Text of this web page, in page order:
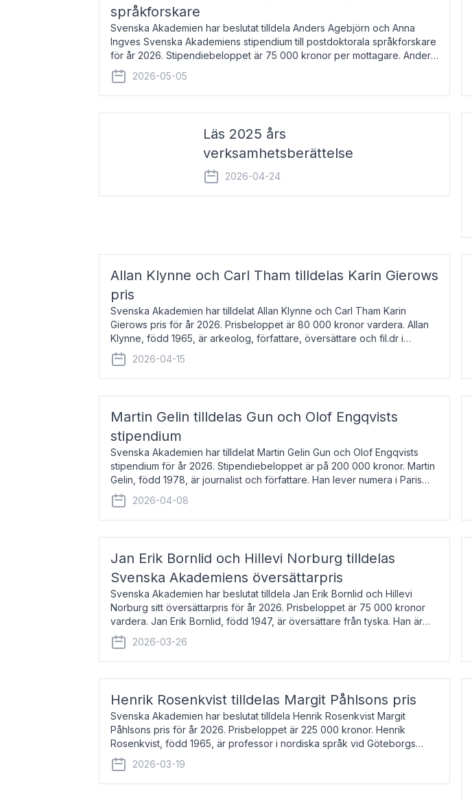
språkforskare
Svenska Akademien har beslutat tilldela Anders Agebjörn och Anna
Ingves Svenska Akademiens stipendium till postdoktorala språkforskare
för år 2026. Stipendiebeloppet är 75 000 kronor per mottagare. Anders
Agebjörn, född 1984, är universitet
2026-05-05
Läs 2025 års
verksamhetsberättelse
2026-04-24
Allan Klynne och Carl Tham tilldelas Karin Gierows
pris
Svenska Akademien har tilldelat Allan Klynne och Carl Tham Karin
Gierows pris för år 2026. Prisbeloppet är 80 000 kronor vardera. Allan
Klynne, född 1965, är arkeolog, författare, översättare och fil.dr i
antikens kultur och samhällsliv. Ut
2026-04-15
Martin Gelin tilldelas Gun och Olof Engqvists
stipendium
Svenska Akademien har tilldelat Martin Gelin Gun och Olof Engqvists
stipendium för år 2026. Stipendiebeloppet är på 200 000 kronor. Martin
Gelin, född 1978, är journalist och författare. Han lever numera i Paris
men var under många år bosat
2026-04-08
Jan Erik Bornlid och Hillevi Norburg tilldelas
Svenska Akademiens översättarpris
Svenska Akademien har beslutat tilldela Jan Erik Bornlid och Hillevi
Norburg sitt översättarpris för år 2026. Prisbeloppet är 75 000 kronor
vardera. Jan Erik Bornlid, född 1947, är översättare från tyska. Han är
främst känd för sina översät
2026-03-26
Henrik Rosenkvist tilldelas Margit Påhlsons pris
Svenska Akademien har beslutat tilldela Henrik Rosenkvist Margit
Påhlsons pris för år 2026. Prisbeloppet är 225 000 kronor. Henrik
Rosenkvist, född 1965, är professor i nordiska språk vid Göteborgs
universitet. Han disputerade 2004 på avhan
2026-03-19